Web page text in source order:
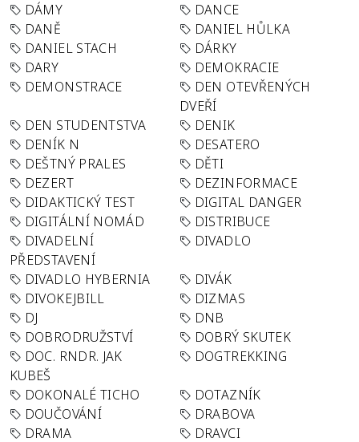
DÁMY
DANCE
DANĚ
DANIEL HŮLKA
DANIEL STACH
DÁRKY
DARY
DEMOKRACIE
DEMONSTRACE
DEN OTEVŘENÝCH
DVEŘÍ
DEN STUDENTSTVA
DENIK
DENÍK N
DESATERO
DEŠTNÝ PRALES
DĚTI
DEZERT
DEZINFORMACE
DIDAKTICKÝ TEST
DIGITAL DANGER
DIGITÁLNÍ NOMÁD
DISTRIBUCE
DIVADELNÍ
PŘEDSTAVENÍ
DIVADLO
DIVADLO HYBERNIA
DIVÁK
DIVOKEJBILL
DIZMAS
DJ
DNB
DOBRODRUŽSTVÍ
DOBRÝ SKUTEK
DOC. RNDR. JAK
KUBEŠ
DOGTREKKING
DOKONALÉ TICHO
DOTAZNÍK
DOUČOVÁNÍ
DRABOVA
DRAMA
DRAVCI